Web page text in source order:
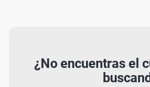
¿No encuentras el